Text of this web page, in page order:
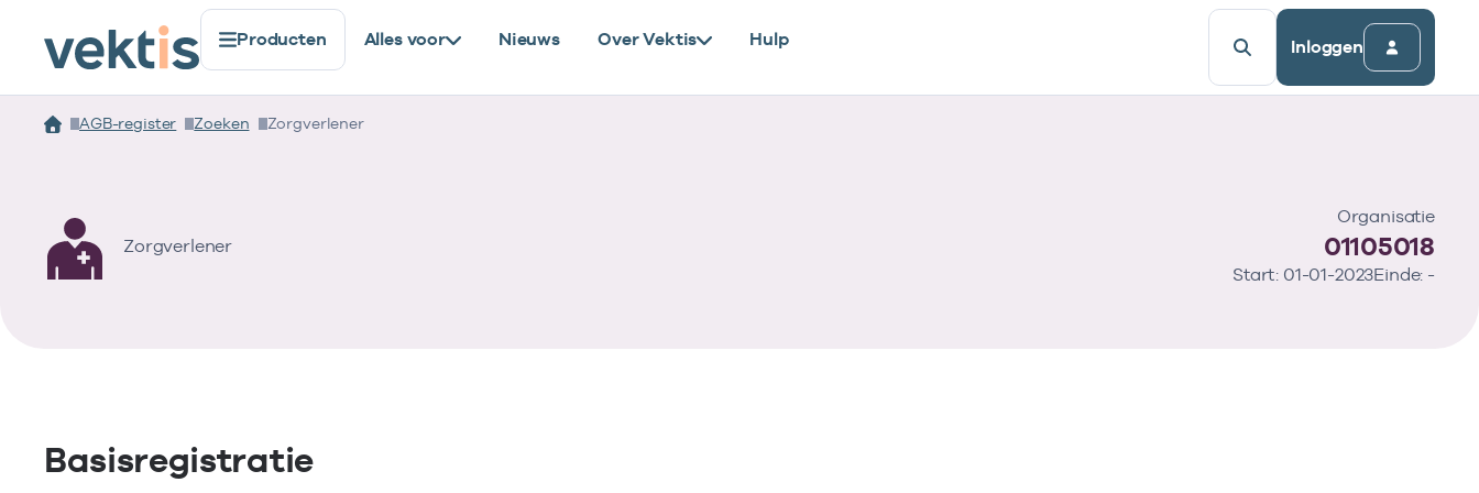
Producten Alles voor Nieuws Over Vektis Hulp Inloggen
AGB-register Zoeken Zorgverlener
Zorgverlener
Organisatie
01105018
Start: 01-01-2023Einde: -
Basisregistratie